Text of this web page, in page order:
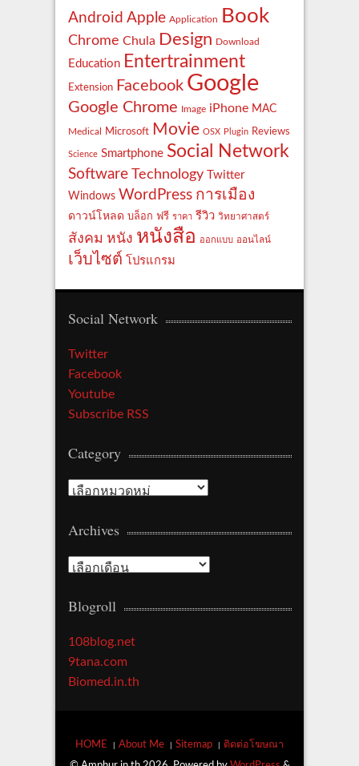
Android Apple Application Book
Chrome Chula Design Download
Education Entertrainment
Extension Facebook Google
Google Chrome Image iPhone MAC
Medical Microsoft Movie OSX Plugin Reviews
Science Smartphone Social Network
Software Technology
Twitter
Windows WordPress การเมือง
ดาวน์โหลด บล็อก ฟรี ราคา รีวิว วิทยาศาสตร์
สังคม หนัง หนังสือ ออกแบบ ออนไลน์
เว็บไซต์ โปรแกรม
Social Network
Twitter
Facebook
Youtube
Subscribe RSS
Category
Category
Archives
Archives
Blogroll
108blog.net
9tana.com
Biomed.in.th
HOME About Me Sitemap ติดต่อโฆษณา